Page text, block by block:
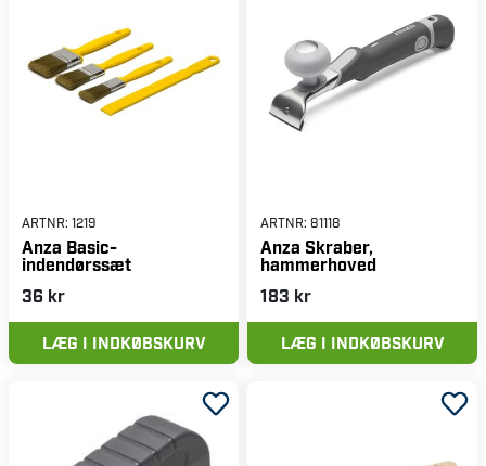
ARTNR: 1219
Anza Basic-
indendørssæt
36 kr
LÆG I INDKØBSKURV
ARTNR: 81118
Anza Skraber,
hammerhoved
183 kr
LÆG I INDKØBSKURV